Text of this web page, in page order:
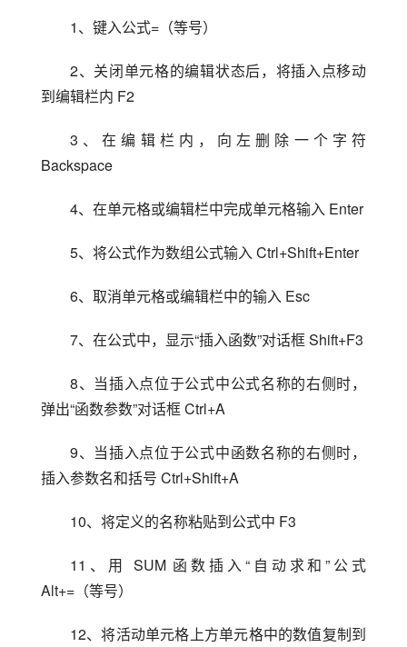
1、键入公式=（等号）
2、关闭单元格的编辑状态后，将插入点移动
到编辑栏内 F2
3、在编辑栏内，向左删除一个字符
Backspace
4、在单元格或编辑栏中完成单元格输入 Enter
5、将公式作为数组公式输入 Ctrl+Shift+Enter
6、取消单元格或编辑栏中的输入 Esc
7、在公式中，显示“插入函数”对话框 Shift+F3
8、当插入点位于公式中公式名称的右侧时，
弹出“函数参数”对话框 Ctrl+A
9、当插入点位于公式中函数名称的右侧时，
插入参数名和括号 Ctrl+Shift+A
10、将定义的名称粘贴到公式中 F3
11、用 SUM 函数插入“自动求和”公式
Alt+=（等号）
12、将活动单元格上方单元格中的数值复制到